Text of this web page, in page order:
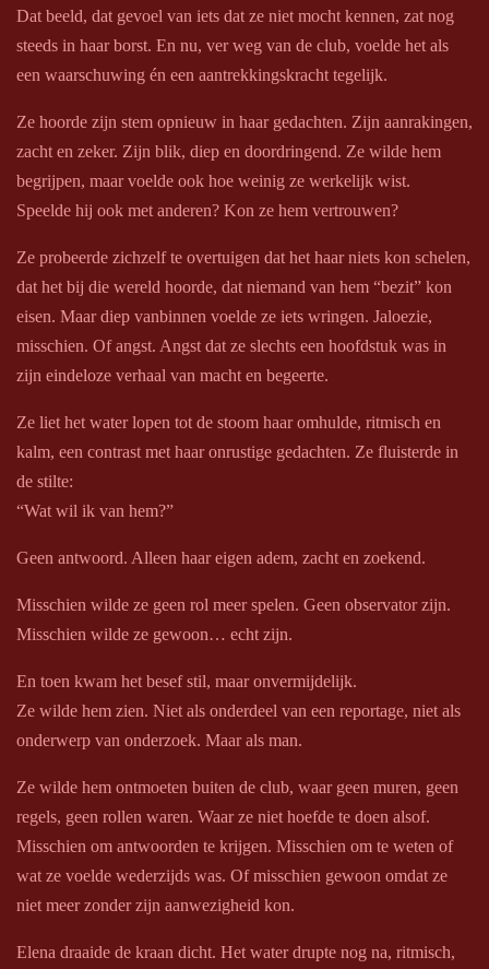
Dat beeld, dat gevoel van iets dat ze niet mocht kennen, zat nog
steeds in haar borst. En nu, ver weg van de club, voelde het als
een waarschuwing én een aantrekkingskracht tegelijk.
Ze hoorde zijn stem opnieuw in haar gedachten. Zijn aanrakingen,
zacht en zeker. Zijn blik, diep en doordringend. Ze wilde hem
begrijpen, maar voelde ook hoe weinig ze werkelijk wist.
Speelde hij ook met anderen? Kon ze hem vertrouwen?
Ze probeerde zichzelf te overtuigen dat het haar niets kon schelen,
dat het bij die wereld hoorde, dat niemand van hem “bezit” kon
eisen. Maar diep vanbinnen voelde ze iets wringen. Jaloezie,
misschien. Of angst. Angst dat ze slechts een hoofdstuk was in
zijn eindeloze verhaal van macht en begeerte.
Ze liet het water lopen tot de stoom haar omhulde, ritmisch en
kalm, een contrast met haar onrustige gedachten. Ze fluisterde in
de stilte:
“Wat wil ik van hem?”
Geen antwoord. Alleen haar eigen adem, zacht en zoekend.
Misschien wilde ze geen rol meer spelen. Geen observator zijn.
Misschien wilde ze gewoon… echt zijn.
En toen kwam het besef stil, maar onvermijdelijk.
Ze wilde hem zien. Niet als onderdeel van een reportage, niet als
onderwerp van onderzoek. Maar als man.
Ze wilde hem ontmoeten buiten de club, waar geen muren, geen
regels, geen rollen waren. Waar ze niet hoefde te doen alsof.
Misschien om antwoorden te krijgen. Misschien om te weten of
wat ze voelde wederzijds was. Of misschien gewoon omdat ze
niet meer zonder zijn aanwezigheid kon.
Elena draaide de kraan dicht. Het water drupte nog na, ritmisch,